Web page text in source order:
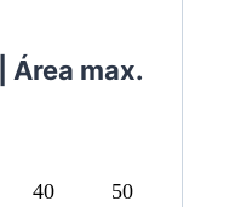
Área max.
40 50